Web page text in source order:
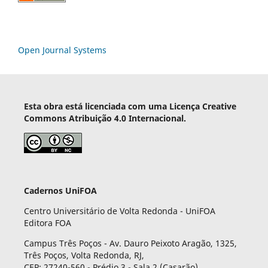
Open Journal Systems
Esta obra está licenciada com uma Licença Creative
Commons Atribuição 4.0 Internacional.
Cadernos UniFOA
Centro Universitário de Volta Redonda - UniFOA
Editora FOA
Campus Três Poços - Av. Dauro Peixoto Aragão, 1325,
Três Poços, Volta Redonda, RJ,